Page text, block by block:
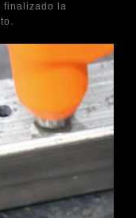
finalizado la